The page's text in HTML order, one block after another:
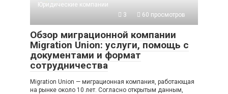
Юридические компании
3
60 просмотров
Обзор миграционной компании
Migration Union: услуги, помощь с
документами и формат
сотрудничества
Migration Union — миграционная компания, работающая
на рынке около 10 лет. Согласно открытым данным,